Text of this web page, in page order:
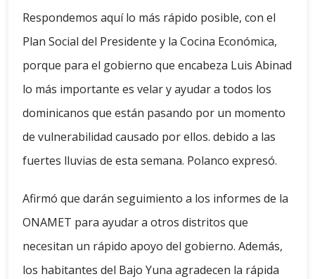
Respondemos aquí lo más rápido posible, con el
Plan Social del Presidente y la Cocina Económica,
porque para el gobierno que encabeza Luis Abinad
lo más importante es velar y ayudar a todos los
dominicanos que están pasando por un momento
de vulnerabilidad causado por ellos. debido a las
fuertes lluvias de esta semana. Polanco expresó.
Afirmó que darán seguimiento a los informes de la
ONAMET para ayudar a otros distritos que
necesitan un rápido apoyo del gobierno. Además,
los habitantes del Bajo Yuna agradecen la rápida